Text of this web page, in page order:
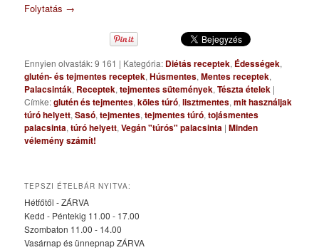
Folytatás →
Ennyien olvasták: 9 161 | Kategória: Diétás receptek, Édességek,
glutén- és tejmentes receptek,Húsmentes,Mentes receptek,
Palacsinták, Receptek,tejmentes sütemények,Tészta ételek |
Címke:glutén és tejmentes,köles túró,lisztmentes,mit használjak
túró helyett,Sasó,tejmentes,tejmentes túró,tojásmentes
palacsinta,túró helyett,Vegán "túrós" palacsinta |Minden
vélemény számít!
TEPSZI ÉTELBÁR NYITVA:
Hétfőtől - ZÁRVA
Kedd - Péntekig 11.00 - 17.00
Szombaton 11.00 - 14.00
Vasárnap és ünnepnap ZÁRVA